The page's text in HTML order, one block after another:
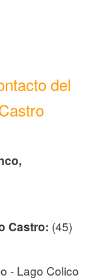
del
Castro: (45)
- Lago Colico